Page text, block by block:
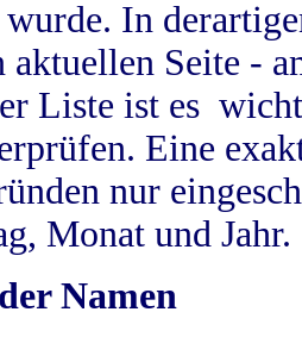
In
aktuellen Seite -
Liste ist es
Eine
nur
Monat und Jahr.
Namen